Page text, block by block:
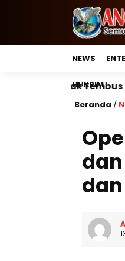
NEWS
HUKRIM
21.000 Kasus,
Beranda /
dan